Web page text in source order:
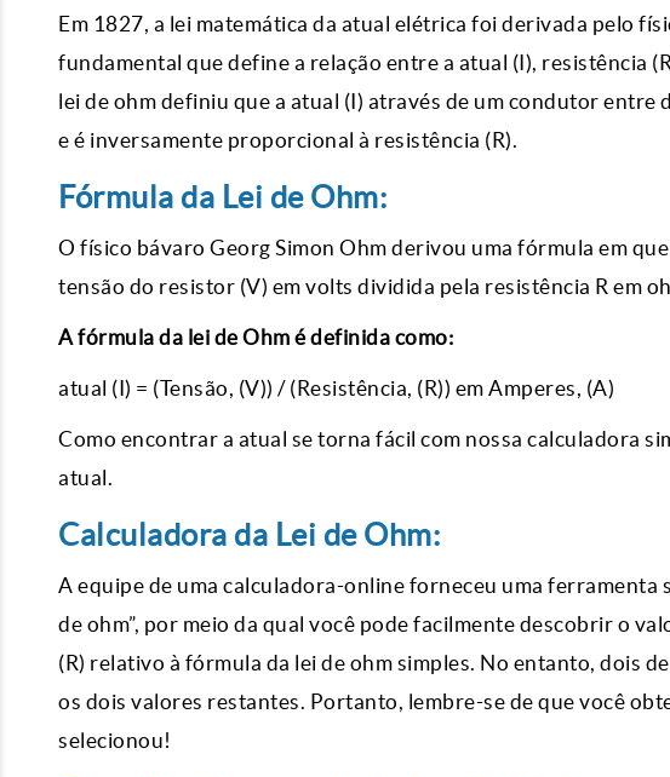
Em 1827, a lei matemática da atual elétrica foi derivada pelo
fundamental que define a relação entre a atual (I), resistência
lei de ohm definiu que a atual (I) através de um condutor
e é inversamente proporcional à resistência (R).
Fórmula da Lei de Ohm:
O físico bávaro Georg Simon Ohm derivou uma fórmula em
tensão do resistor (V) em volts dividida pela resistência R em
A fórmula da lei de Ohm é definida como:
atual (I) = (Tensão, (V)) / (Resistência, (R)) em Amperes, (A)
Como encontrar a atual se torna fácil com nossa calculadora
atual.
Calculadora da Lei de Ohm:
A equipe de uma calculadora-online forneceu uma ferramenta
de ohm”, por meio da qual você pode facilmente descobrir o
(R) relativo à fórmula da lei de ohm simples. No entanto, dois
os dois valores restantes. Portanto, lembre-se de que você
selecionou!